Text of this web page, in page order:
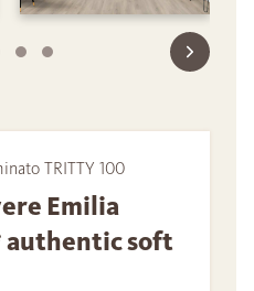
TRITTY 100
Emilia
soft